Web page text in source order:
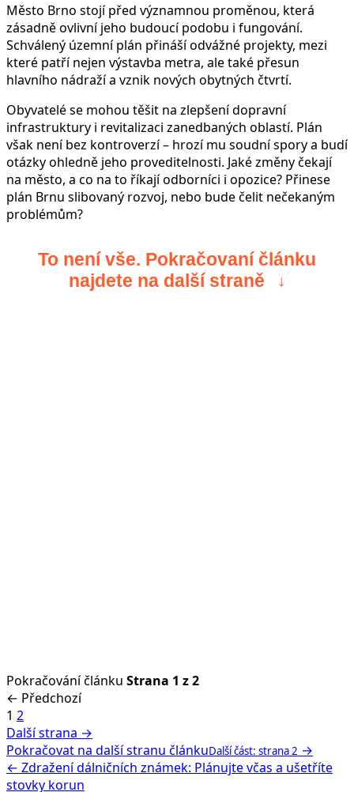
Město Brno stojí před významnou proměnou, která
zásadně ovlivní jeho budoucí podobu i fungování.
Schválený územní plán přináší odvážné projekty, mezi
které patří nejen výstavba metra, ale také přesun
hlavního nádraží a vznik nových obytných čtvrtí.
Obyvatelé se mohou těšit na zlepšení dopravní
infrastruktury i revitalizaci zanedbaných oblastí. Plán
však není bez kontroverzí – hrozí mu soudní spory a budí
otázky ohledně jeho proveditelnosti. Jaké změny čekají
na město, a co na to říkají odborníci i opozice? Přinese
plán Brnu slibovaný rozvoj, nebo bude čelit nečekaným
problémům?
To není vše. Pokračovaní článku
najdete na další straně
↓
Pokračování článku Strana 1 z 2
← Předchozí
1 2
Další strana →
Pokračovat na další stranu článkuDalší část: strana 2 →
← Zdražení dálničních známek: Plánujte včas a ušetříte
stovky korun